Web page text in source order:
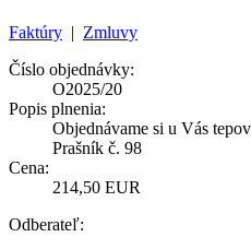
Faktúry | Zmluvy
Číslo objednávky:
O2025/20
Popis plnenia:
Objednávame si u Vás
Prašník č. 98
Cena:
214,50 EUR
Odberateľ: